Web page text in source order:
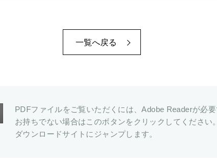
一覧へ戻る
PDFファイルをご覧いただくには、Adobe Readerが必要
お持ちでない場合はこのボタンをクリックしてください。
ダウンロードサイトにジャンプします。